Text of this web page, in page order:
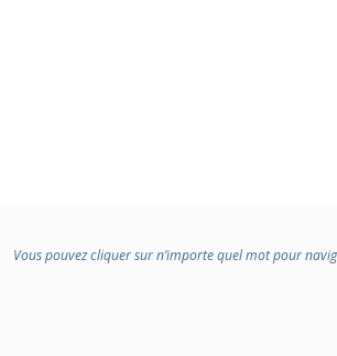
Vous pouvez cliquer sur n’importe quel mot pour